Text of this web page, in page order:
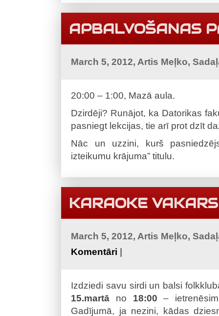
APBALVOŠANAS
March 5, 2012, Artis Meļko,
20:00 – 1:00, Mazā aula.
Dzirdēji? Runājot, ka Datorikas
pasniegt lekcijas, tie arī prot dzīt
Nāc un uzzini, kurš
izteikumu krājuma” titulu.
KARAOKE VAKARS
March 5, 2012, Artis Meļko,
Komentāri |
Izdziedi savu sirdi un balsi
15.martā no 18:00 –
Gadījumā, ja nezini, kādas